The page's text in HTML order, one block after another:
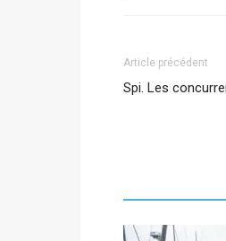
Article précédent
Spi. Les